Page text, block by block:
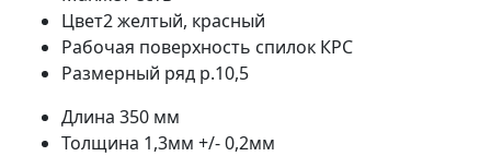
Цвет2желтый, красный
Рабочая поверхность спилок КРС
Размерный ряд р.10,5
Длина 350 мм
Толщина 1,3мм +/- 0,2мм